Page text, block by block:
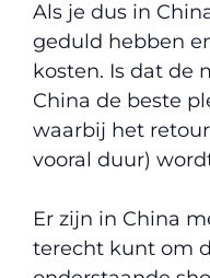
Als je dus in
geduld hebben
kosten. Is dat de
China de beste
waarbij het
vooral duur)
Er zijn in China
terecht kunt om